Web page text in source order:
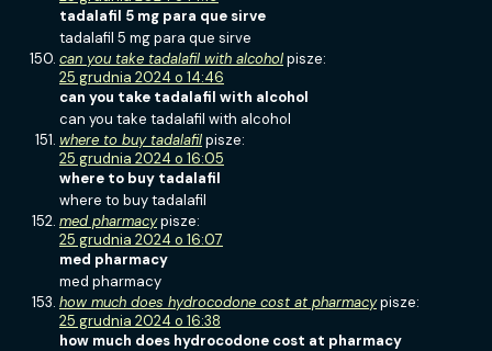
tadalafil 5 mg para que sirve
tadalafil 5 mg para que sirve
can you take tadalafil with alcoholpisze:
25 grudnia 2024 o 14:46
can you take tadalafil with alcohol
can you take tadalafil with alcohol
where to buy tadalafilpisze:
25 grudnia 2024 o 16:05
where to buy tadalafil
where to buy tadalafil
med pharmacypisze:
25 grudnia 2024 o 16:07
med pharmacy
med pharmacy
how much does hydrocodone cost at pharmacypisze:
25 grudnia 2024 o 16:38
how much does hydrocodone cost at pharmacy